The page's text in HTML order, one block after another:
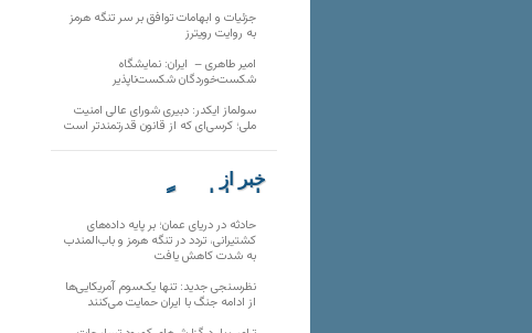
جزئیات و ابهامات توافق بر سر تنگه هرمز
به روایت رویترز
امیر طاهری – ایران: نمایشگاه
شکست‌خوردگان شکست‌ناپذیر
سولماز ایکدر: دبیری شورای عالی امنیت
ملی؛ کرسی‌ای که از قانون قدرتمندتر است
خبر از
تارنماهای دیگر
حادثه در دریای عمان؛ بر پایه داده‌های
کشتیرانی، تردد در تنگه هرمز و باب‌المندب
به شدت کاهش یافت
نظرسنجی جدید: تنها یک‌سوم آمریکایی‌ها
از ادامه جنگ با ایران حمایت می‌کنند